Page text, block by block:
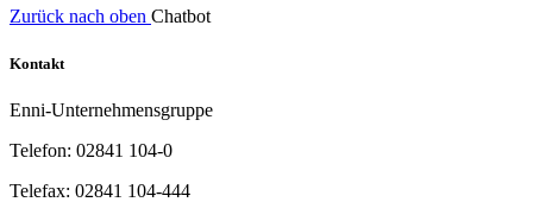
Zurück nach oben Chatbot
Kontakt
Enni-Unternehmensgruppe
Telefon: 02841 104-0
Telefax: 02841 104-444